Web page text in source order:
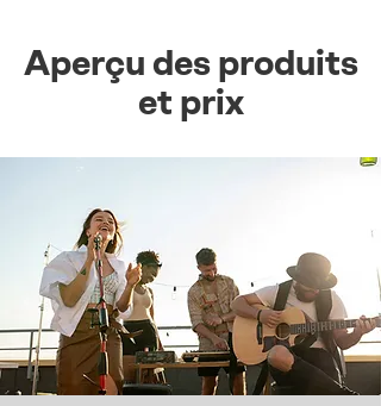
Aperçu des produits
et prix